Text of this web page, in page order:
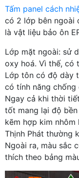
Tấm panel cách
có 2 lớp bên ngoài
là vật liệu bảo ôn
Lớp mặt ngoài: sử
oxy hoá. Vì thế, có
Lớp tôn có độ dày
có tính năng
Ngay cả khi thời
tốt mang lại độ
kẽm hợp kim
Thịnh Phát thường
Ngoài ra, màu sắc
thích theo bảng